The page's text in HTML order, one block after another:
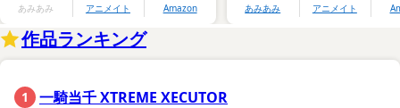
あみあみ アニメイト Amazon あみあみ アニメイト
作品ランキング
一騎当千 XTREME XECUTOR